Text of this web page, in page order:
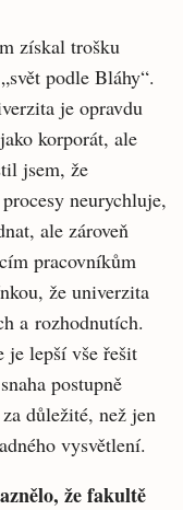
získal trošku
podle Bláhy“.
je opravdu
korporát, ale
jsem, že
neurychluje,
ale zároveň
pracovníkům
že univerzita
a rozhodnutích.
je lepší vše řešit
postupně
důležité, než jen
vysvětlení.
že fakultě